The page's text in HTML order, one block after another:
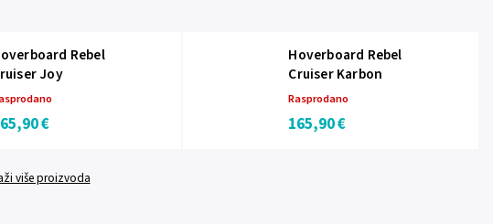
Rebel
Joy
€
Hoverboard Rebel
Cruiser Karbon
Rasprodano
165,90 €
više proizvoda